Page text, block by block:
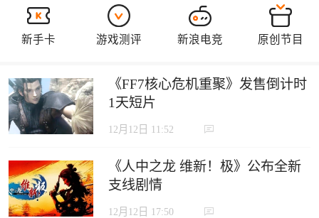
《FF7核心危机重聚》发售倒计时
1天短片
12月12日 11:52
《人中之龙 维新！极》公布全新
支线剧情
12月12日 17:50